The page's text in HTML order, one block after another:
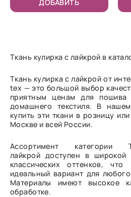
ДОБАВИТЬ
Ткань кулирка с лайкрой в
Ткань кулирка с лайкрой от
tex — это большой выбор
приятным ценам для
домашнего текстиля. В
купить эти ткани в розницу
Москве и всей России.
Ассортимент
лайкрой доступен в
классических оттенков, что
идеальный вариант для
Материалы имеют высокое
обработке.